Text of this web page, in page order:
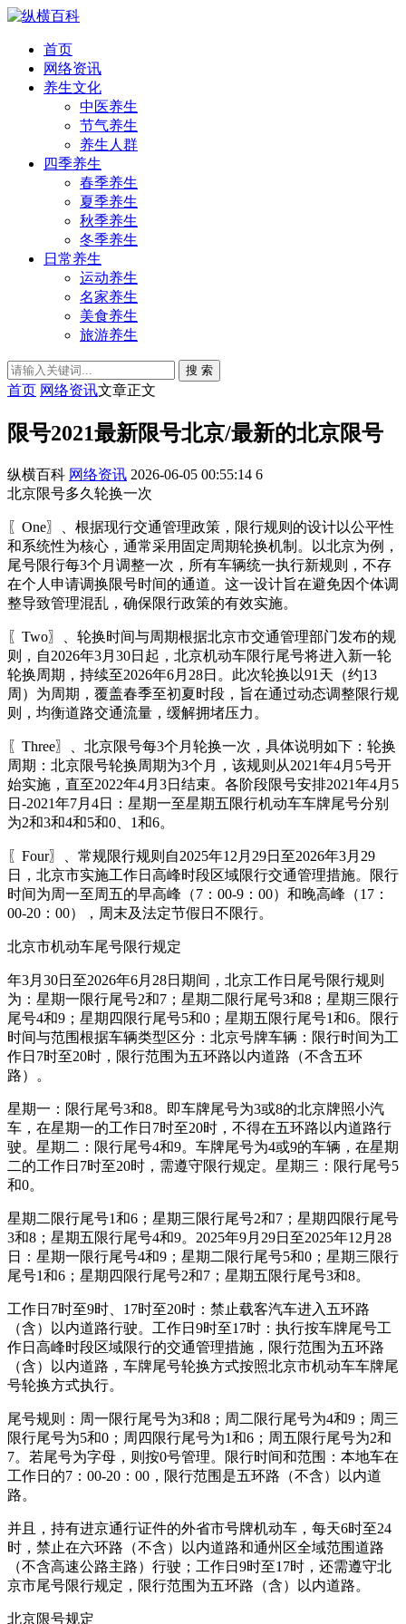
首页
网络资讯
养生文化
中医养生
节气养生
养生人群
四季养生
春季养生
夏季养生
秋季养生
冬季养生
日常养生
运动养生
名家养生
美食养生
旅游养生
搜 索
首页 网络资讯文章正文
限号2021最新限号北京/最新的北京限号
纵横百科 网络资讯 2026-06-05 00:55:14 6
北京限号多久轮换一次
〖One〗、根据现行交通管理政策，限行规则的设计以公平性
和系统性为核心，通常采用固定周期轮换机制。以北京为例，
尾号限行每3个月调整一次，所有车辆统一执行新规则，不存
在个人申请调换限号时间的通道。这一设计旨在避免因个体调
整导致管理混乱，确保限行政策的有效实施。
〖Two〗、轮换时间与周期根据北京市交通管理部门发布的规
则，自2026年3月30日起，北京机动车限行尾号将进入新一轮
轮换周期，持续至2026年6月28日。此次轮换以91天（约13
周）为周期，覆盖春季至初夏时段，旨在通过动态调整限行规
则，均衡道路交通流量，缓解拥堵压力。
〖Three〗、北京限号每3个月轮换一次，具体说明如下：轮换
周期：北京限号轮换周期为3个月，该规则从2021年4月5号开
始实施，直至2022年4月3日结束。各阶段限号安排2021年4月5
日-2021年7月4日：星期一至星期五限行机动车车牌尾号分别
为2和3和4和5和0、1和6。
〖Four〗、常规限行规则自2025年12月29日至2026年3月29
日，北京市实施工作日高峰时段区域限行交通管理措施。限行
时间为周一至周五的早高峰（7：00-9：00）和晚高峰（17：
00-20：00），周末及法定节假日不限行。
北京市机动车尾号限行规定
年3月30日至2026年6月28日期间，北京工作日尾号限行规则
为：星期一限行尾号2和7；星期二限行尾号3和8；星期三限行
尾号4和9；星期四限行尾号5和0；星期五限行尾号1和6。限行
时间与范围根据车辆类型区分：北京号牌车辆：限行时间为工
作日7时至20时，限行范围为五环路以内道路（不含五环
路）。
星期一：限行尾号3和8。即车牌尾号为3或8的北京牌照小汽
车，在星期一的工作日7时至20时，不得在五环路以内道路行
驶。星期二：限行尾号4和9。车牌尾号为4或9的车辆，在星期
二的工作日7时至20时，需遵守限行规定。星期三：限行尾号5
和0。
星期二限行尾号1和6；星期三限行尾号2和7；星期四限行尾号
3和8；星期五限行尾号4和9。2025年9月29日至2025年12月28
日：星期一限行尾号4和9；星期二限行尾号5和0；星期三限行
尾号1和6；星期四限行尾号2和7；星期五限行尾号3和8。
工作日7时至9时、17时至20时：禁止载客汽车进入五环路
（含）以内道路行驶。工作日9时至17时：执行按车牌尾号工
作日高峰时段区域限行的交通管理措施，限行范围为五环路
（含）以内道路，车牌尾号轮换方式按照北京市机动车车牌尾
号轮换方式执行。
尾号规则：周一限行尾号为3和8；周二限行尾号为4和9；周三
限行尾号为5和0；周四限行尾号为1和6；周五限行尾号为2和
7。若尾号为字母，则按0号管理。限行时间和范围：本地车在
工作日的7：00-20：00，限行范围是五环路（不含）以内道
路。
并且，持有进京通行证件的外省市号牌机动车，每天6时至24
时，禁止在六环路（不含）以内道路和通州区全域范围道路
（不含高速公路主路）行驶；工作日9时至17时，还需遵守北
京市尾号限行规定，限行范围为五环路（含）以内道路。
北京限号规定